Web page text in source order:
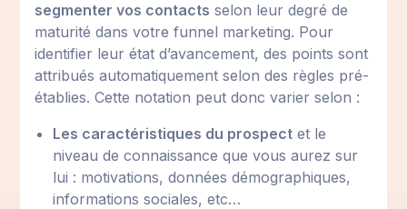
segmenter vos contacts selon leur degré de
maturité dans votre funnel marketing. Pour
identifier leur état d’avancement, des points sont
attribués automatiquement selon des règles pré-
établies. Cette notation peut donc varier selon :
Les caractéristiques du prospect et le
niveau de connaissance que vous aurez sur
lui : motivations, données démographiques,
informations sociales, etc…